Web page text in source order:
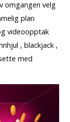
omgangen velg
plan
videoopptak
, blackjack ,
med